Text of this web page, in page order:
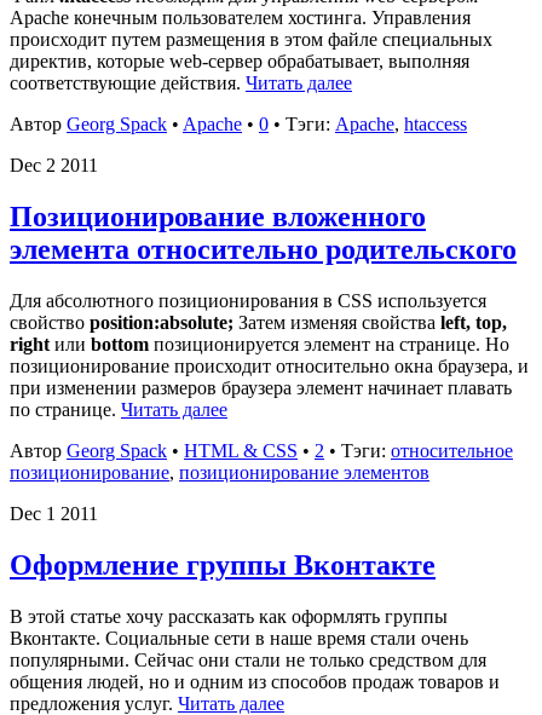
Apache конечным пользователем хостинга. Управления
происходит путем размещения в этом файле специальных
директив, которые web-сервер обрабатывает, выполняя
соответствующие действия. Читать далее
Автор Georg Spack • Apache • 0 • Тэги: Apache, htaccess
Dec 2 2011
Позиционирование вложенного
элемента относительно родительского
Для абсолютного позиционирования в CSS используется
свойство position:absolute; Затем изменяя свойства left, top,
right или bottom позиционируется элемент на странице. Но
позиционирование происходит относительно окна браузера, и
при изменении размеров браузера элемент начинает плавать
по странице. Читать далее
Автор Georg Spack • HTML & CSS • 2 • Тэги: относительное
позиционирование, позиционирование элементов
Dec 1 2011
Оформление группы Вконтакте
В этой статье хочу рассказать как оформлять группы
Вконтакте. Социальные сети в наше время стали очень
популярными. Сейчас они стали не только средством для
общения людей, но и одним из способов продаж товаров и
предложения услуг. Читать далее